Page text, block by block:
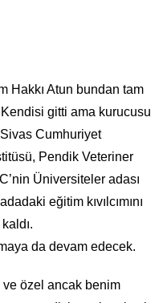
Hakkı Atun bundan tam
gitti ama kurucusu
Cumhuriyet
Pendik Veteriner
Üniversiteler adası
eğitim kıvılcımını
da devam edecek.
ve özel ancak benim